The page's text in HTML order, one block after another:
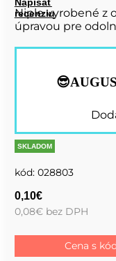
Niple vyrobené z
úpravou pre
SKLADOM
kód: 028803
0,10€
0,08€ bez DPH
Cena s